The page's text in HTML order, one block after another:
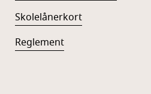
Skolelånerkort
Reglement